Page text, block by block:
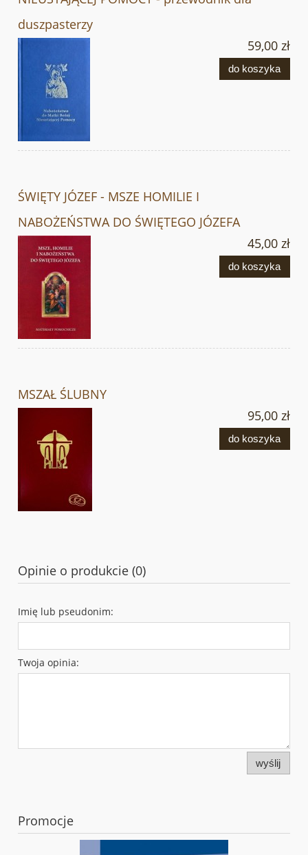
duszpasterzy
59,00 zł
do koszyka
ŚWIĘTY JÓZEF - MSZE HOMILIE I
NABOŻEŃSTWA DO ŚWIĘTEGO JÓZEFA
45,00 zł
do koszyka
MSZAŁ ŚLUBNY
95,00 zł
do koszyka
Opinie o produkcie (0)
Imię lub pseudonim:
Twoja opinia:
wyślij
Promocje